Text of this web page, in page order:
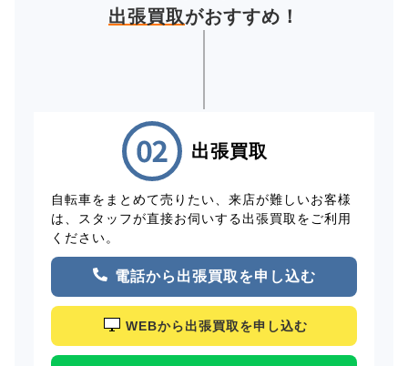
出張買取がおすすめ！
出張買取
自転車をまとめて売りたい、来店が難しいお客様
は、スタッフが直接お伺いする出張買取をご利用
ください。
電話から出張買取を申し込む
WEBから出張買取を申し込む